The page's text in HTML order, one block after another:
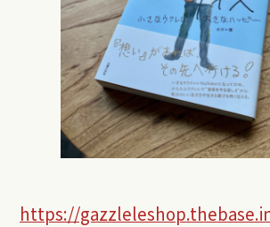
https://